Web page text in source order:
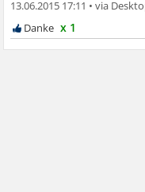
13.06.2015 17:11 •
x 1